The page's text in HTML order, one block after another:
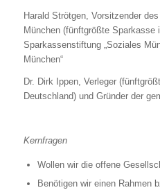
Harald Strötgen, Vorsitzender
München (fünftgrößte Sparkasse
Sparkassenstiftung „Soziales
München“
Dr. Dirk Ippen, Verleger
Deutschland) und Gründer der
Kernfragen
Wollen wir die offene
Benötigen wir einen Rahmen